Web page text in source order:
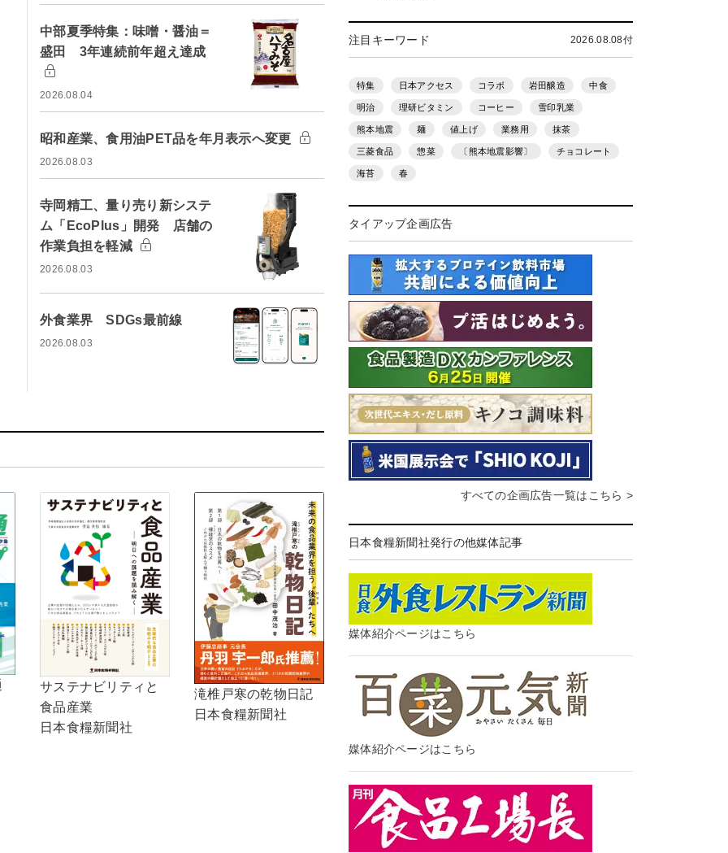
中部夏季特集：味噌・醤油＝
盛田 3年連続前年超え達成
2026.08.04
昭和産業、食用油PET品を年月表示へ変更
2026.08.03
寺岡精工、量り売り新システ
ム「EcoPlus」開発 店舗の
作業負担を軽減
2026.08.03
外食業界 SDGs最前線
2026.08.03
サステナビリティと
食品産業
日本食糧新聞社
滝椎戸寒の乾物日記
日本食糧新聞社
注目キーワード 2026.08.08付
特集 日本アクセス コラボ 岩田醸造 中食
明治 理研ビタミン コーヒー 雪印乳業
熊本地震 麺 値上げ 業務用 抹茶
三菱食品 惣菜 〔熊本地震影響〕 チョコレート
海苔 春
タイアップ企画広告
すべての企画広告一覧はこちら >
日本食糧新聞社発行の他媒体記事
媒体紹介ページはこちら
媒体紹介ページはこちら